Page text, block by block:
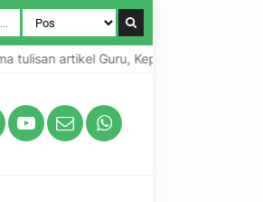
artikel Guru, Kepala Sekolah dan